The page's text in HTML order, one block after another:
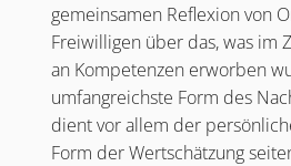
gemeinsamen Reflexion von
Freiwilligen über das, was im
an Kompetenzen erworben
umfangreichste Form des
dient vor allem der
Form der Wertschätzung